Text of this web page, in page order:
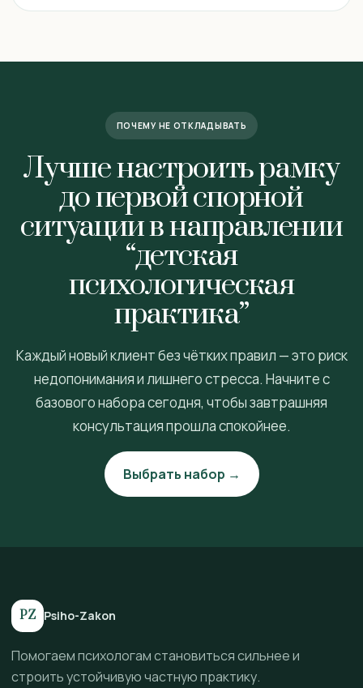
ПОЧЕМУ НЕ ОТКЛАДЫВАТЬ
Лучше настроить рамку
до первой спорной
ситуации в направлении
“детская
психологическая
практика”
Каждый новый клиент без чётких правил — это риск
недопонимания и лишнего стресса. Начните с
базового набора сегодня, чтобы завтрашняя
консультация прошла спокойнее.
Выбрать набор →
PZ Psiho-Zakon
Помогаем психологам становиться сильнее и
строить устойчивую частную практику.